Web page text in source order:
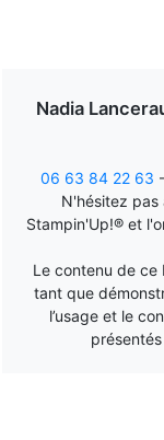
Nadia
06 63 84 22 63 -
N'hésitez pas
Stampin'Up!® et
Le contenu de ce
tant que
l’usage et le